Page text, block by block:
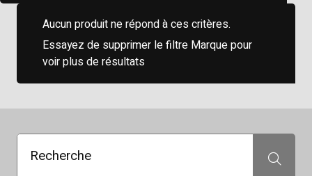
Aucun produit ne répond à ces critères.
Essayez de supprimer le filtre Marque pour
voir plus de résultats
Recherche Recherche